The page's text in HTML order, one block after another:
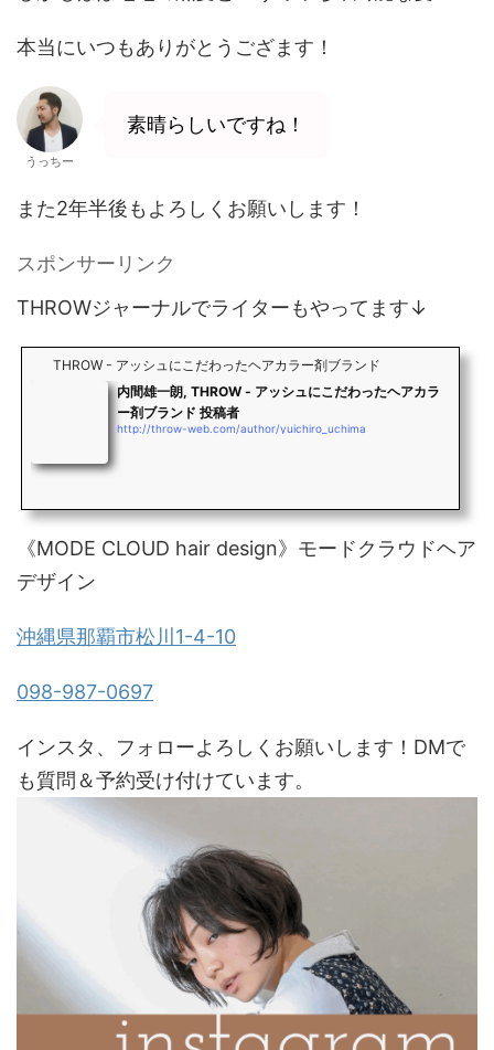
本当にいつもありがとうござます！
うっちー
素晴らしいですね！
また2年半後もよろしくお願いします！
スポンサーリンク
THROWジャーナルでライターもやってます↓
THROW - アッシュにこだわったヘアカラー剤ブランド
内間雄一朗, THROW - アッシュにこだわったヘアカラ
ー剤ブランド 投稿者
http://throw-web.com/author/yuichiro_uchima
《MODE CLOUD hair design》モードクラウドヘア
デザイン
沖縄県那覇市松川1-4-10
098-987-0697
インスタ、フォローよろしくお願いします！DMで
も質問＆予約受け付けています。